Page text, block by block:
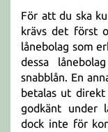
För att du ska
krävs det först
lånebolag som
dessa
snabblån. En
betalas ut
godkänt under
dock inte för